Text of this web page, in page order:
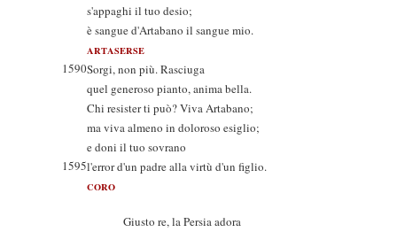
s'appaghi il tuo desio;
è sangue d'Artabano il sangue mio.
ARTASERSE
1590Sorgi, non più. Rasciuga
quel generoso pianto, anima bella.
Chi resister ti può? Viva Artabano;
ma viva almeno in doloroso esiglio;
e doni il tuo sovrano
1595l'error d'un padre alla virtù d'un figlio.
CORO
Giusto re, la Persia adora